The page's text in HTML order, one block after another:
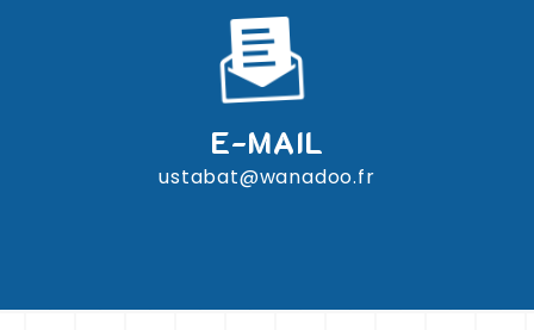
E-MAIL
ustabat@wanadoo.fr